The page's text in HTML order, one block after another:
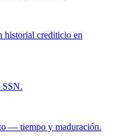
historial crediticio en
SSN.
— tiempo y maduración.